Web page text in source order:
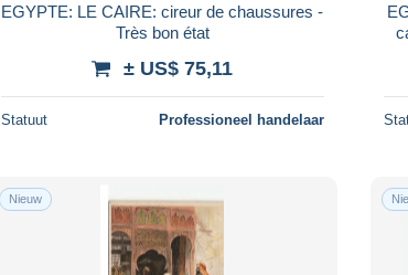
EGYPTE: LE CAIRE: cireur de chaussures -
Très bon état
± US$ 75,11
Statuut Professioneel handelaar
Nieuw